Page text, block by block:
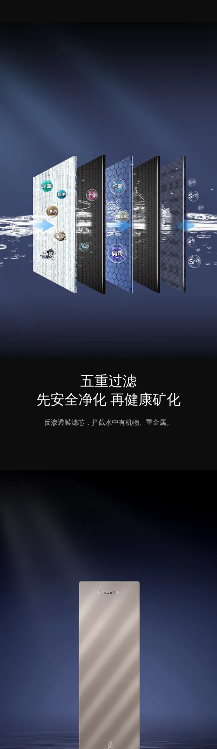
五重过滤
先安全净化 再健康矿化
反渗透膜滤芯，拦截水中有机物、重金属。